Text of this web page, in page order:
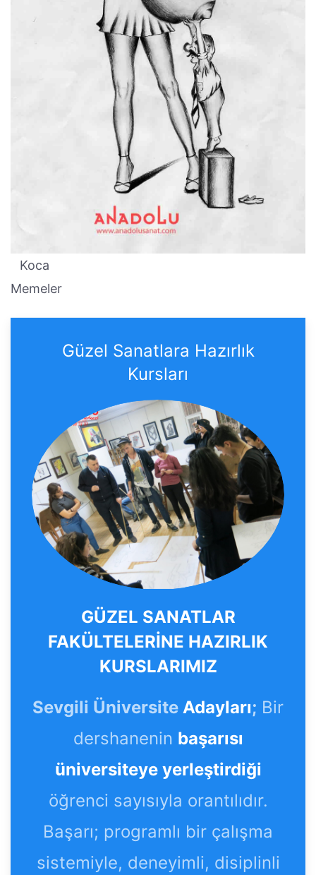
Koca
Memeler
Güzel Sanatlara Hazırlık
Kursları
GÜZEL SANATLAR
FAKÜLTELERİNE HAZIRLIK
KURSLARIMIZ
Sevgili Üniversite Adayları; Bir
dershanenin başarısı
üniversiteye yerleştirdiği
öğrenci sayısıyla orantılıdır.
Başarı; programlı bir çalışma
sistemiyle, deneyimli, disiplinli